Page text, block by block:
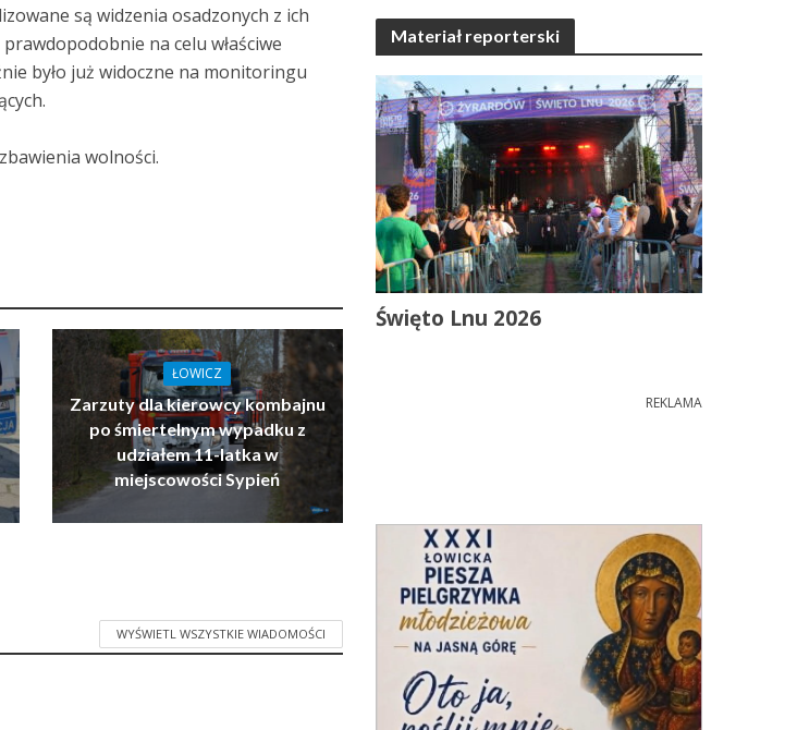
są widzenia osadzonych z ich
na celu właściwe
było już widoczne na monitoringu
wolności.
ŁOWICZ
Zarzuty dla kierowcy kombajnu
po śmiertelnym wypadku z
udziałem 11-latka w
miejscowości Sypień
WYŚWIETL WSZYSTKIE WIADOMOŚCI
Materiał reporterski
Święto Lnu 2026
REKLAMA